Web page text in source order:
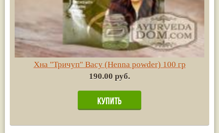
Хна "Тричуп" Васу (Henna powder) 100 гр
190.00 руб.